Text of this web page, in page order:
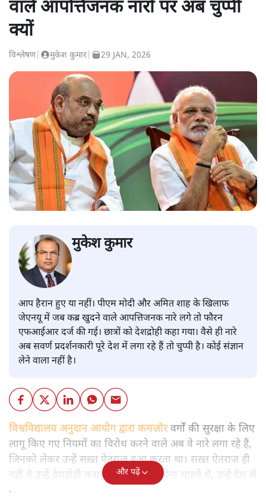
वाले आपत्तिजनक नारों पर अब चुप्पी
क्यों
विश्लेषण| मुकेश कुमार 29 JAN, 2026
मुकेश कुमार
आप हैरान हुए या नहीं। पीएम मोदी और अमित शाह के खिलाफ
जेएनयू में जब कब्र खुदने वाले आपत्तिजनक नारे लगे तो फौरन
एफआईआर दर्ज की गई। छात्रों को देशद्रोही कहा गया। वैसे ही नारे
अब सवर्ण प्रदर्शनकारी पूरे देश में लगा रहे हैं तो चुप्पी है। कोई संज्ञान
लेने वाला नहीं है।
विश्वविद्यालय अनुदान आयोग द्वारा कमज़ोरवर्गों की सुरक्षा के लिए
लागू किए गए नियमों का विरोध करने वाले अब वे नारे लगा रहे हैं,
जिनको लेकर उन्हें सख़्त ऐतराज़ हुआ करता था। सख़्त ऐतराज़ ही
नहीं वे उन्हें देशद्रोही करार देकर जेल भेज देना चाहते थे, उन्हें देश से
बाहर चले जाने को कह रहे थे।
और पढ़ें